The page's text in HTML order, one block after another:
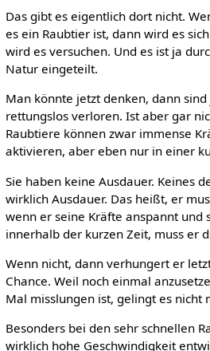
Das gibt es eigentlich dort nicht.
es ein Raubtier ist, dann wird es
wird es versuchen. Und es ist ja
Natur eingeteilt.
Man könnte jetzt denken, dann
rettungslos verloren. Ist aber gar
Raubtiere können zwar immense
aktivieren, aber eben nur in einer
Sie haben keine Ausdauer. Keines
wirklich Ausdauer. Das heißt, er
wenn er seine Kräfte anspannt und
innerhalb der kurzen Zeit, muss er
Wenn nicht, dann verhungert er
Chance. Weil noch einmal
Mal misslungen ist, gelingt es nicht
Besonders bei den sehr schnellen
wirklich hohe Geschwindigkeit